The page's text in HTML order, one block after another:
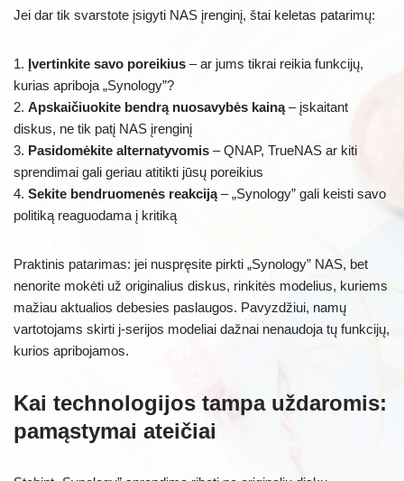
Jei dar tik svarstote įsigyti NAS įrenginį, štai keletas patarimų:
1. Įvertinkite savo poreikius – ar jums tikrai reikia funkcijų,
kurias apriboja „Synology”?
2. Apskaičiuokite bendrą nuosavybės kainą– įskaitant
diskus, ne tik patį NAS įrenginį
3. Pasidomėkite alternatyvomis – QNAP, TrueNAS ar kiti
sprendimai gali geriau atitikti jūsų poreikius
4. Sekite bendruomenės reakciją– „Synology” gali keisti savo
politiką reaguodama į kritiką
Praktinis patarimas: jei nuspręsite pirkti „Synology” NAS, bet
nenorite mokėti už originalius diskus, rinkitės modelius, kuriems
mažiau aktualios debesies paslaugos. Pavyzdžiui, namų
vartotojams skirti j-serijos modeliai dažnai nenaudoja tų funkcijų,
kurios apribojamos.
Kai technologijos tampa uždaromis:
pamąstymai ateičiai